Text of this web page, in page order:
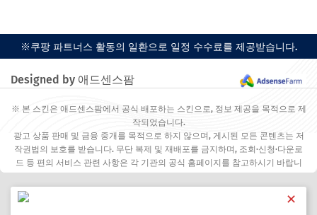
※쿠팡 파트너스 활동의 일환으로 일정 수수료를 제공받습니다.
Designed by 애드센스팜
※ 본 스킨은 애드센스팜에서 공식 배포하는 스킨으로, 정보 제공을 목적으로 제
작되었습니다.
광고 상품 판매 및 금융 중개를 목적으로 하지 않으며, 게시된 모든 콘텐츠는 저
작권법의 보호를 받습니다. 무단 복제 및 재배포를 금지하며, 조회·신청·다운로
드 등 편의 서비스 관련 사항은 각 기관의 공식 홈페이지를 참고하시기 바랍니
✕